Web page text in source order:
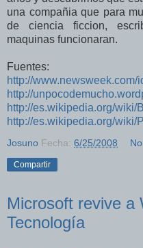
una compañia que para
de ciencia ficcion,
maquinas funcionaran.
Fuentes:
http://www.newsweek.com/
http://
http://es.wikipedia.org/wiki/
http://es.wikipedia.org/wiki/
Josuno Fecha: 6/25/2008
Compartir
Microsoft revive a
Tecnología